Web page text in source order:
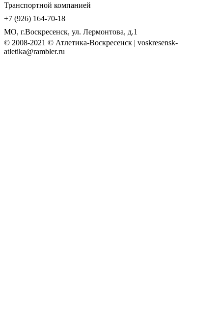
Транспортной компанией
+7 (926) 164-70-18
МО, г.Воскресенск, ул. Лермонтова, д.1
© 2008-2021 © Атлетика-Воскресенск | voskresensk-
atletika@rambler.ru